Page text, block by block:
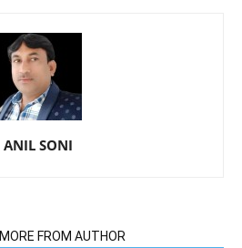
ANIL SONI
MORE FROM AUTHOR